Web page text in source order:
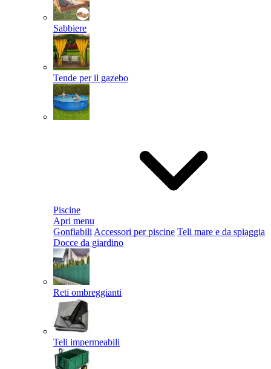
Sabbiere
Tende per il gazebo
Piscine
Apri menu
Gonfiabili Accessori per piscine Teli mare e da spiaggia
Docce da giardino
Reti ombreggianti
Teli impermeabili